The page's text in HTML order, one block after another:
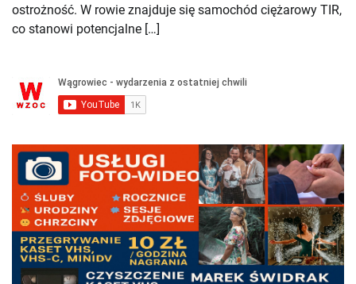
ostrożność. W rowie znajduje się samochód ciężarowy TIR,
co stanowi potencjalne […]